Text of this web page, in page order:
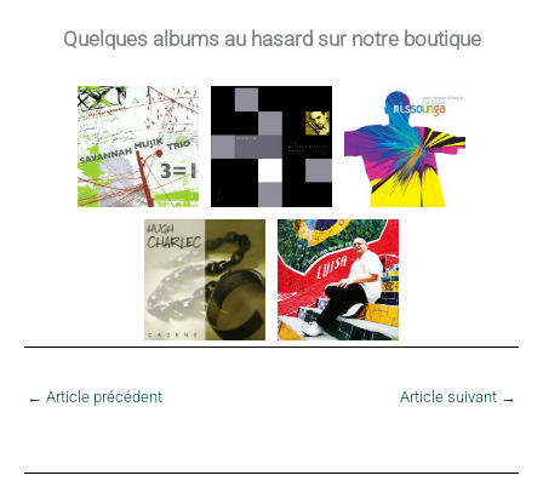
Quelques albums au hasard sur notre boutique
← Article précédent Article suivant →